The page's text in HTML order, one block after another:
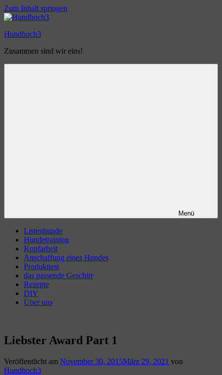
Zum Inhalt springen
Hundhoch3
Zusammen sind wir eins!
Menü
Listenhunde
Hundetraining
Kopfarbeit
Anschaffung eines Hundes
Produkttest
das passende Geschirr
Rezepte
DIY
Über uns
Liebster Award Part 1
Veröffentlicht am November 30, 2015März 29, 2021 von
Hundhoch3